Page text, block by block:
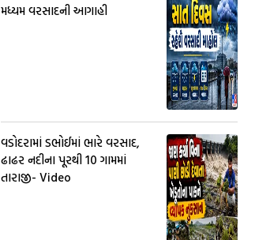
મધ્યમ વરસાદની આગાહી
વડોદરામાં ડભોઈમાં ભારે વરસાદ,
ઢાઢર નદીના પૂરથી 10 ગામમાં
તારાજી- Video